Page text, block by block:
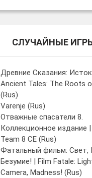
СЛУЧАЙНЫЕ
Древние Сказания:
Ancient Tales: The Roots
(Rus)
Varenje (Rus)
Отважные спасатели 8.
Коллекционное издание |
Team 8 CE (Rus)
Фатальный фильм: Свет,
Безумие! | Film Fatale:
Camera, Madness! (Rus)